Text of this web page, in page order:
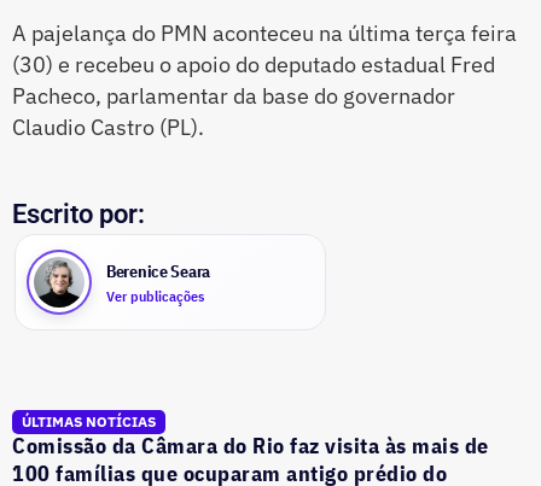
A pajelança do PMN aconteceu na última terça feira
(30) e recebeu o apoio do deputado estadual Fred
Pacheco, parlamentar da base do governador
Claudio Castro (PL).
Escrito por:
Berenice Seara
Ver publicações
ÚLTIMAS NOTÍCIAS
Comissão da Câmara do Rio faz visita às mais de
100 famílias que ocuparam antigo prédio do